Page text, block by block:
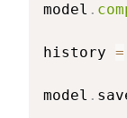
model .
history =
model .